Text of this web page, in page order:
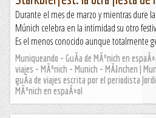
Durante el mes de marzo y mientras dure
Múnich celebra en la intimidad su otro
Es el menos conocido aunque totalmente
Muniqueando - GuÃ­a de MÃºnich en
viajes - MÃºnich - Munich - MÃ¼nchen |
guÃ­a de viajes escrita por el periodista
MÃºnich en espaÃ±ol